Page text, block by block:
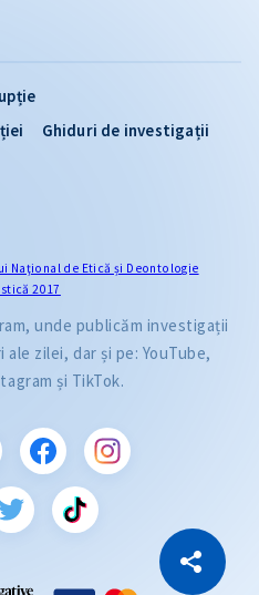
Copiază Link
Ghiduri de investigații
Naţional de Etică și Deontologie
2017
unde publicăm investigații
zilei, dar și pe: YouTube,
și TikTok.